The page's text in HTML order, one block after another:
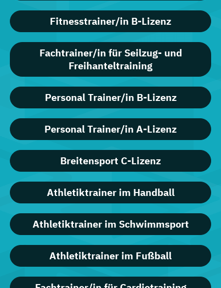
Fitnesstrainer/in B-Lizenz
Fachtrainer/in für Seilzug- und
Freihanteltraining
Personal Trainer/in B-Lizenz
Personal Trainer/in A-Lizenz
Breitensport C-Lizenz
Athletiktrainer im Handball
Athletiktrainer im Schwimmsport
Athletiktrainer im Fußball